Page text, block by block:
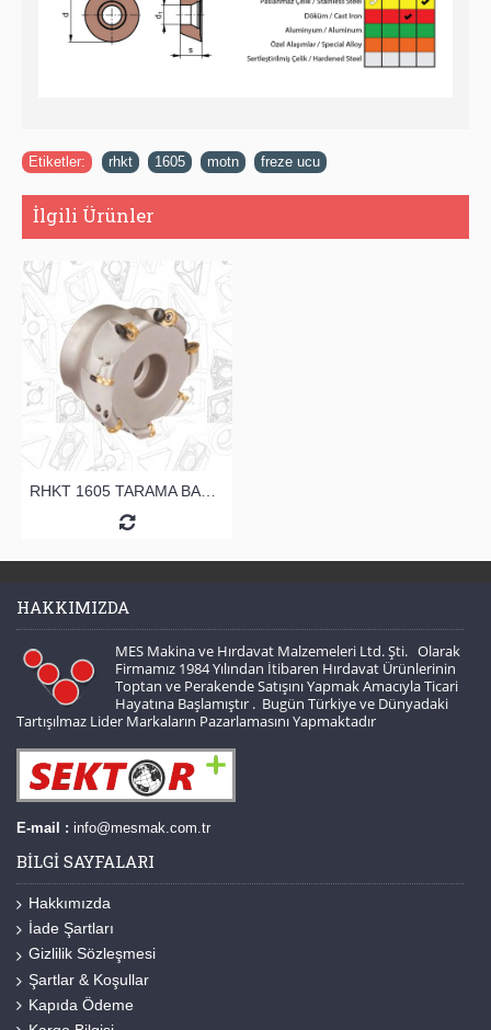
Etiketler: rhkt 1605 motn freze ucu
İlgili Ürünler
HAKKIMIZDA
MES Makina ve Hırdavat Malzemeleri Ltd. Şti. Olarak
Firmamız 1984 Yılından İtibaren Hırdavat Ürünlerinin
Toptan ve Perakende Satışını Yapmak Amacıyla Ticari
Hayatına Başlamıştır . Bugün Türkiye ve Dünyadaki
Tartışılmaz Lider Markaların Pazarlamasını Yapmaktadır
E-mail : info@mesmak.com.tr
BILGI SAYFALARI
Hakkımızda
İade Şartları
Gizlilik Sözleşmesi
Şartlar & Koşullar
Kapıda Ödeme